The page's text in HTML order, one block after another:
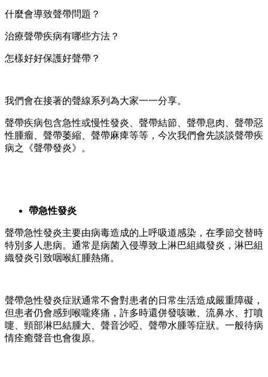
什麼會導致聲帶問題？
治療聲帶疾病有哪些方法？
怎樣好好保護好聲帶？
我們會在接著的聲線系列為大家一一分享。
聲帶疾病包含急性或慢性發炎、聲帶結節、聲帶息肉、聲帶惡
性腫瘤、聲帶萎縮、聲帶麻痺等等，今次我們會先談談聲帶疾
病之《聲帶發炎》。
帶急性發炎
聲帶急性發炎主要由病毒造成的上呼吸道感染，在季節交替時
特別多人患病。通常是病菌入侵導致上淋巴組織發炎，淋巴組
織發炎引致咽喉紅腫熱痛。
聲帶急性發炎症狀通常不會對患者的日常生活造成嚴重障礙，
但患者仍會感到喉嚨疼痛，許多時還併發咳嗽、流鼻水、打噴
嚏、頸部淋巴結腫大、聲音沙啞、聲帶水腫等症狀。一般待病
情痊癒聲音也會復原。